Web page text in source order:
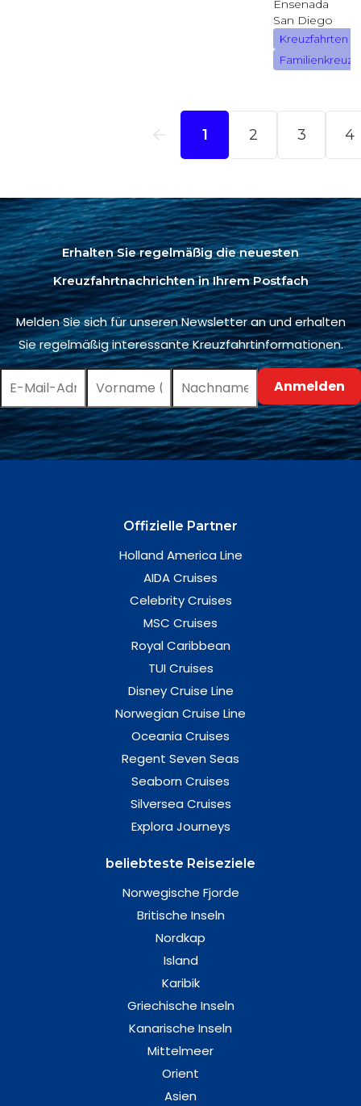
Erhalten Sie regelmäßig die neuesten
Kreuzfahrtnachrichten in Ihrem Postfach
Melden Sie sich für unseren Newsletter an und erhalten
Sie regelmäßig interessante Kreuzfahrtinformationen.
Offizielle Partner
Holland America Line
AIDA Cruises
Celebrity Cruises
MSC Cruises
Royal Caribbean
TUI Cruises
Disney Cruise Line
Norwegian Cruise Line
Oceania Cruises
Regent Seven Seas
Seaborn Cruises
Silversea Cruises
Explora Journeys
beliebteste Reiseziele
Norwegische Fjorde
Britische Inseln
Nordkap
Island
Karibik
Griechische Inseln
Kanarische Inseln
Mittelmeer
Orient
Asien